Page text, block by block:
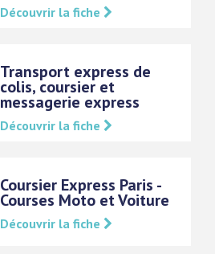
Découvrir la fiche
Transport express de
colis, coursier et
messagerie express
Découvrir la fiche
Coursier Express Paris -
Courses Moto et Voiture
Découvrir la fiche